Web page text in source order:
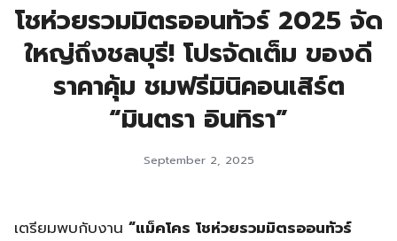
โชห่วยรวมมิตรออนทัวร์ 2025 จัด
ใหญ่ถึงชลบุรี! โปรจัดเต็ม ของดี
ราคาคุ้ม ชมฟรีมินิคอนเสิร์ต
“มินตรา อินทิรา”
September 2, 2025
เตรียมพบกับงาน “แม็คโคร โชห่วยรวมมิตรออนทัวร์